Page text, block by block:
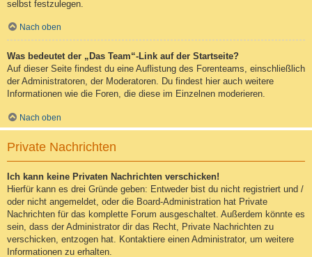
selbst festzulegen.
Nach oben
Was bedeutet der „Das Team“-Link auf der Startseite?
Auf dieser Seite findest du eine Auflistung des Forenteams, einschließlich
der Administratoren, der Moderatoren. Du findest hier auch weitere
Informationen wie die Foren, die diese im Einzelnen moderieren.
Nach oben
Private Nachrichten
Ich kann keine Privaten Nachrichten verschicken!
Hierfür kann es drei Gründe geben: Entweder bist du nicht registriert und /
oder nicht angemeldet, oder die Board-Administration hat Private
Nachrichten für das komplette Forum ausgeschaltet. Außerdem könnte es
sein, dass der Administrator dir das Recht, Private Nachrichten zu
verschicken, entzogen hat. Kontaktiere einen Administrator, um weitere
Informationen zu erhalten.